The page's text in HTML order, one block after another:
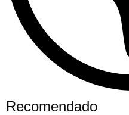
Recomendado